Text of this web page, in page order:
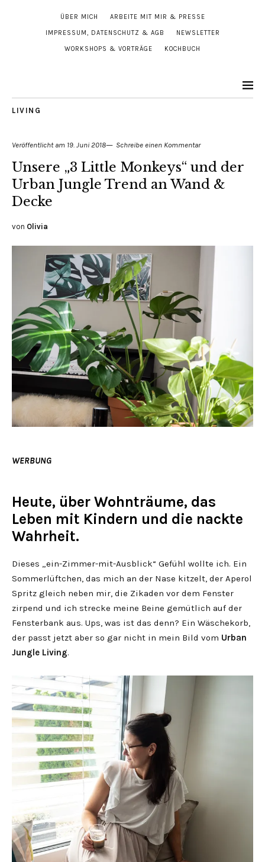
ÜBER MICH ARBEITE MIT MIR & PRESSE
IMPRESSUM, DATENSCHUTZ & AGB NEWSLETTER
WORKSHOPS & VORTRÄGE KOCHBUCH
LIVING
Veröffentlicht am 19. Juni 2018 Schreibe einen Kommentar
Unsere „3 Little Monkeys“ und der
Urban Jungle Trend an Wand &
Decke
von Olivia
WERBUNG
Heute, über Wohnträume, das
Leben mit Kindern und die nackte
Wahrheit.
Dieses „ein-Zimmer-mit-Ausblick“ Gefühl wollte ich. Ein
Sommerlüftchen, das mich an der Nase kitzelt, der Aperol
Spritz gleich neben mir, die Zikaden vor dem Fenster
zirpend und ich strecke meine Beine gemütlich auf der
Fensterbank aus. Ups, was ist das denn? Ein Wäschekorb,
der passt jetzt aber so gar nicht in mein Bild vom Urban
Jungle Living.